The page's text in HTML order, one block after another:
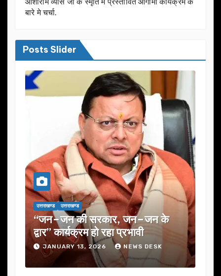
बारे मे चर्चा.
Posts Slider
उत्तराखण्ड
“जन–जन की सरकार, जन–जन के
द्वार” कार्यक्रम हो रहा प्रभावी
JANUARY 13, 2026 NEWS DESK
उत्तराखण्ड
यूजेवीएन
में कई अहम